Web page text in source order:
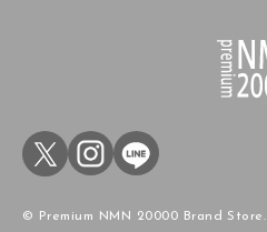
© Premium NMN 20000 Brand Store.